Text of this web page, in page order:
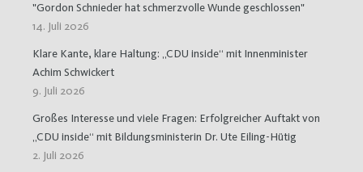
"Gordon Schnieder hat schmerzvolle Wunde geschlossen"
14. Juli 2026
Klare Kante, klare Haltung: „CDU inside“ mit Innenminister
Achim Schwickert
9. Juli 2026
Großes Interesse und viele Fragen: Erfolgreicher Auftakt von
„CDU inside“ mit Bildungsministerin Dr. Ute Eiling-Hütig
2. Juli 2026